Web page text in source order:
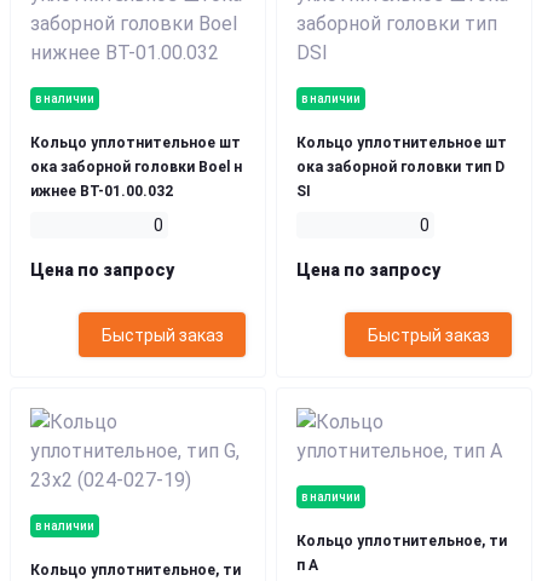
в наличии
Кольцо уплотнительное шт
ока заборной головки Boel н
ижнее ВТ-01.00.032
0
Цена по запросу
Быстрый заказ
в наличии
Кольцо уплотнительное шт
ока заборной головки тип D
SI
0
Цена по запросу
Быстрый заказ
в наличии
Кольцо уплотнительное, ти
в наличии
Кольцо уплотнительное, ти
п А